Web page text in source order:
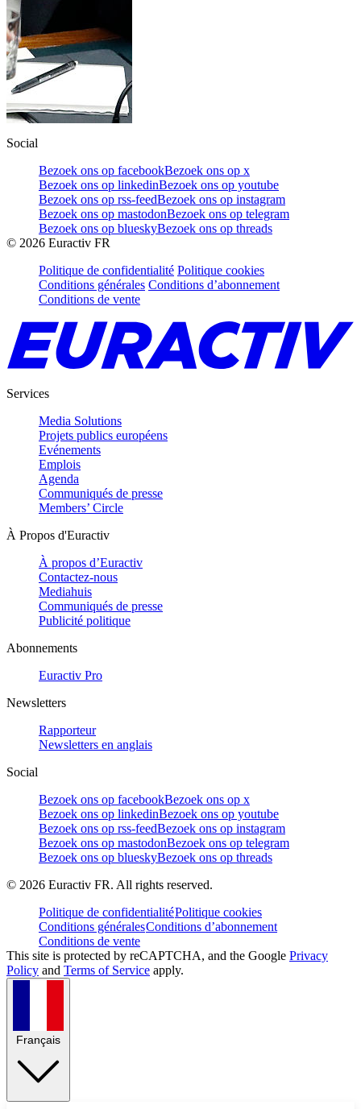
Social
Bezoek ons op facebookBezoek ons op x
Bezoek ons op linkedinBezoek ons op youtube
Bezoek ons op rss-feedBezoek ons op instagram
Bezoek ons op mastodonBezoek ons op telegram
Bezoek ons op blueskyBezoek ons op threads
© 2026 Euractiv FR
Politique de confidentialité Politique cookies
Conditions générales Conditions d’abonnement
Conditions de vente
Services
Media Solutions
Projets publics européens
Evénements
Emplois
Agenda
Communiqués de presse
Members’ Circle
À Propos d'Euractiv
À propos d’Euractiv
Contactez-nous
Mediahuis
Communiqués de presse
Publicité politique
Abonnements
Euractiv Pro
Newsletters
Rapporteur
Newsletters en anglais
Social
Bezoek ons op facebookBezoek ons op x
Bezoek ons op linkedinBezoek ons op youtube
Bezoek ons op rss-feedBezoek ons op instagram
Bezoek ons op mastodonBezoek ons op telegram
Bezoek ons op blueskyBezoek ons op threads
© 2026 Euractiv FR. All rights reserved.
Politique de confidentialitéPolitique cookies
Conditions généralesConditions d’abonnement
Conditions de vente
This site is protected by reCAPTCHA, and the Google Privacy
Policy and Terms of Service apply.
Français